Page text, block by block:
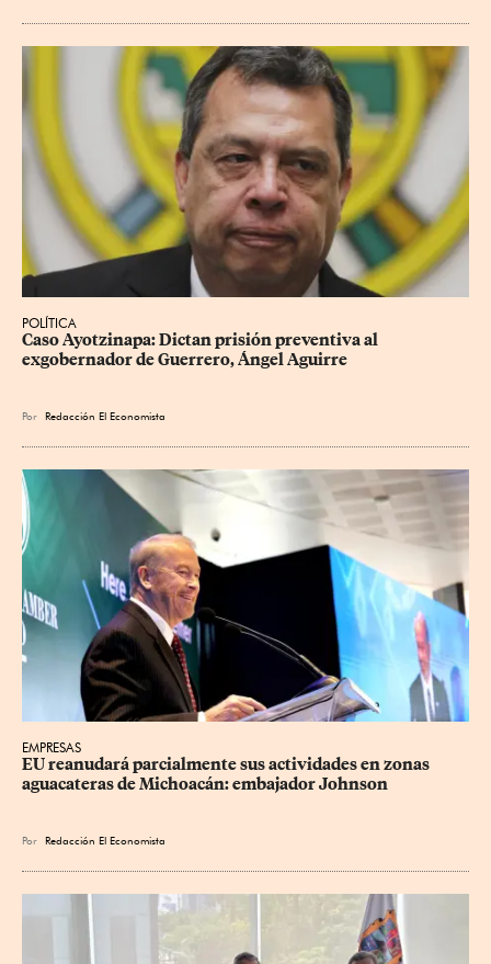
POLÍTICA
Caso Ayotzinapa: Dictan prisión preventiva al
exgobernador de Guerrero, Ángel Aguirre
Por Redacción El Economista
EMPRESAS
EU reanudará parcialmente sus actividades en zonas
aguacateras de Michoacán: embajador Johnson
Por Redacción El Economista